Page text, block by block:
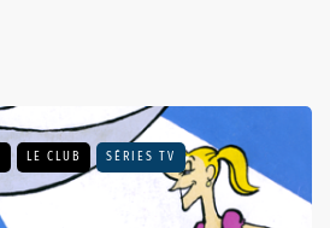
LE CLUB SÉRIES TV